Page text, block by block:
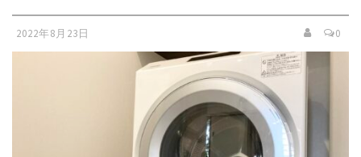
2022年8月23日 0